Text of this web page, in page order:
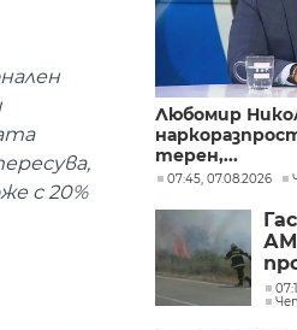
с 20%
Любомир
терен,...
07:45, 07.08.2026
АМ
е